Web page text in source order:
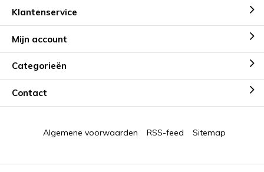
Klantenservice
Mijn account
Categorieën
Contact
Algemene voorwaarden RSS-feed Sitemap